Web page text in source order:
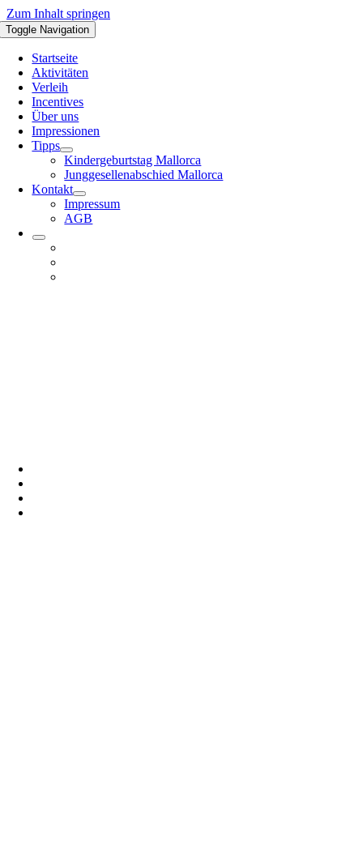
Zum Inhalt springen
Toggle Navigation
Startseite
Aktivitäten
Verleih
Incentives
Über uns
Impressionen
Tipps
Kindergeburtstag Mallorca
Junggesellenabschied Mallorca
Kontakt
Impressum
AGB